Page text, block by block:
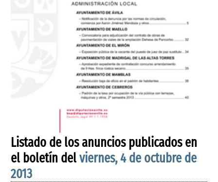
Listado de los anuncios publicados en
el boletín delviernes, 4 de octubre de
2013